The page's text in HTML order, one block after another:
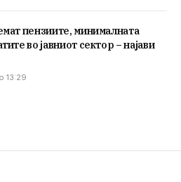
пензиите, минималната
во јавниот сектор – најави
13:29